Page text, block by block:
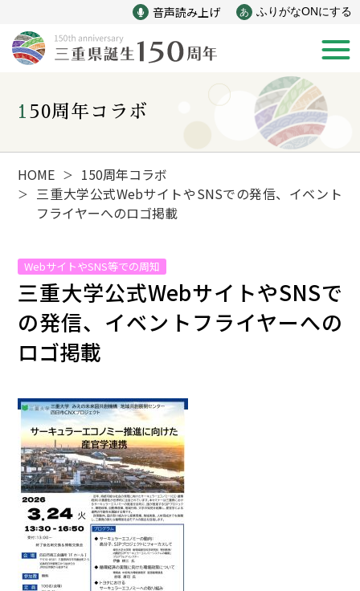
音声読み上げ あ ふりがなONにする
新着情報
みえ150年の歩み
災害
産業
インフラ 偉人
150周年コラボ
150周年コラボ
HOME ＞ 150周年コラボ
＞
三重大学公式WebサイトやSNSでの発信、イベント
フライヤーへのロゴ掲載
WebサイトやSNS等での周知
三重大学公式WebサイトやSNSで
の発信、イベントフライヤーへの
ロゴ掲載